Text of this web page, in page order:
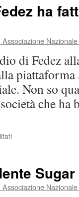
D’Alessio
ripartizione
trasparente
ha
di Fedez
piattaforma
Non so
che
su
Fedez
ha
Sugar